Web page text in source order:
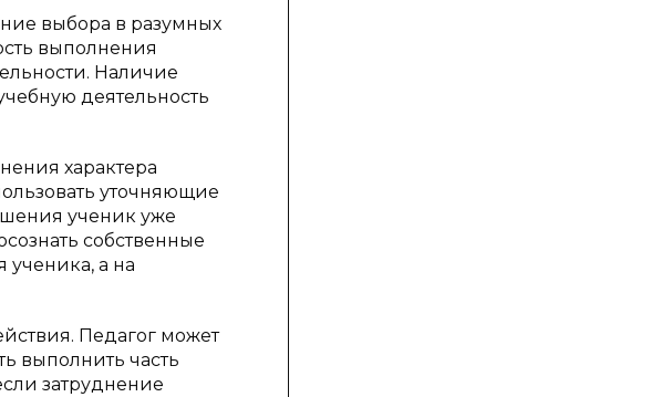
выбора в разумных
выполнения
Наличие
деятельность
характера
уточняющие
ученик уже
собственные
ученика, а на
Педагог может
выполнить часть
затруднение